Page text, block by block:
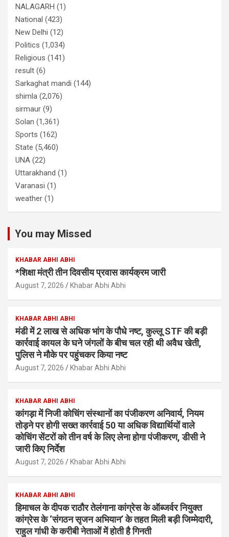
NALAGARH (1)
National (423)
New Delhi (12)
Politics (1,034)
Religious (141)
result (6)
Sarkaghat mandi (144)
shimla (2,076)
sirmaur (9)
Solan (1,361)
Sports (162)
State (5,460)
UNA (22)
Uttarakhand (1)
Varanasi (1)
weather (1)
You may Missed
KHABAR ABHI ABHI
*शिक्षा मंत्री तीन दिवसीय प्रवास कार्यक्रम जारी
August 7, 2026 Khabar Abhi Abhi
KHABAR ABHI ABHI
मंडी में 2 लाख से अधिक भांग के पौधे नष्ट, कुल्लू STF की बड़ी
कार्रवाई कायल के घने जंगलों के बीच चल रही थी अवैध खेती,
पुलिस ने मौके पर पहुंचकर किया नष्ट
August 7, 2026 Khabar Abhi Abhi
KHABAR ABHI ABHI
कांगड़ा में निजी कोचिंग संस्थानों का पंजीकरण अनिवार्य, नियम
तोड़ने पर होगी सख्त कार्रवाई 50 या अधिक विद्यार्थियों वाले
कोचिंग सेंटरों को तीन वर्ष के लिए लेना होगा पंजीकरण, डीसी ने
जारी किए निर्देश
August 7, 2026 Khabar Abhi Abhi
KHABAR ABHI ABHI
हिमाचल के दीपक राठौर तेलंगाना कांग्रेस के ऑब्जर्वर नियुक्त
कांग्रेस के ‘संगठन सृजन अभियान’ के तहत मिली बड़ी जिम्मेदारी,
राहुल गांधी के करीबी नेताओं में होती है गिनती